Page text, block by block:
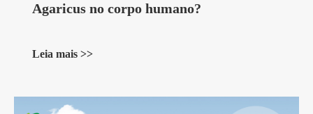
Agaricus no corpo humano?
Leia mais >>